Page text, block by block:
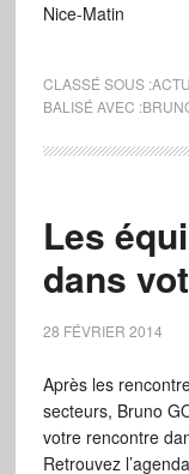
Nice-Matin
CLASSÉ SOUS :
BALISÉ AVEC :
Les
dans
28 FÉVRIER 2014
Après les
secteurs, Bruno
votre rencontre
Retrouvez